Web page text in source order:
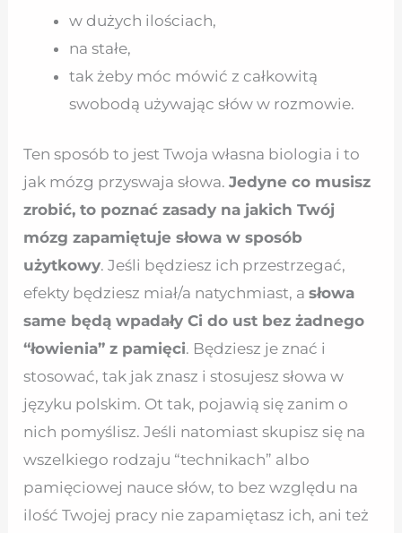
w dużych ilościach,
na stałe,
tak żeby móc mówić z całkowitą
swobodą używając słów w rozmowie.
Ten sposób to jest Twoja własna biologia i to
jak mózg przyswaja słowa.Jedyne co musisz
zrobić, to poznać zasady na jakich Twój
mózg zapamiętuje słowa w sposób
użytkowy. Jeśli będziesz ich przestrzegać,
efekty będziesz miał/a natychmiast, asłowa
same będą wpadały Ci do ust bez żadnego
“łowienia” z pamięci. Będziesz je znać i
stosować, tak jak znasz i stosujesz słowa w
języku polskim. Ot tak, pojawią się zanim o
nich pomyślisz. Jeśli natomiast skupisz się na
wszelkiego rodzaju “technikach” albo
pamięciowej nauce słów, to bez względu na
ilość Twojej pracy nie zapamiętasz ich, ani też